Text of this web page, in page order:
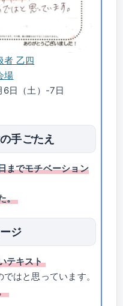
者 乙四
場
6日（土）-7日
手ごたえ
までモチベーション
。
ジ
テキスト
はと思っています。